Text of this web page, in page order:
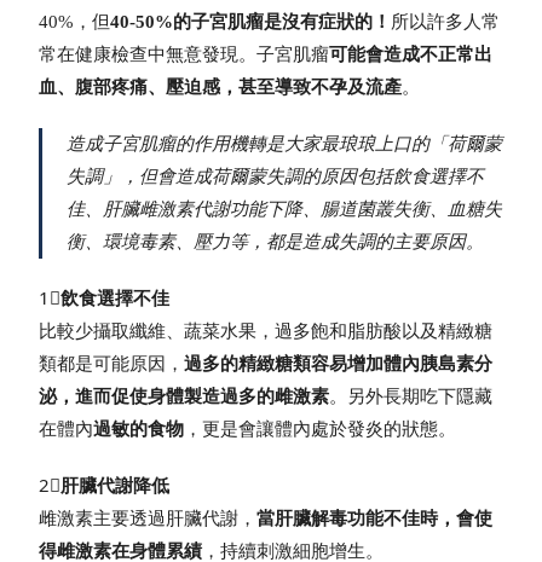
40%，但40-50%的子宮肌瘤是沒有症狀的！ 所以許多人常
常在健康檢查中無意發現。子宮肌瘤可能會造成不正常出
血、腹部疼痛、壓迫感，甚至導致不孕及流產。
造成子宮肌瘤的作用機轉是大家最琅琅上口的「荷爾蒙
失調」，但會造成荷爾蒙失調的原因包括飲食選擇不
佳、肝臟雌激素代謝功能下降、腸道菌叢失衡、血糖失
衡、環境毒素、壓力等，都是造成失調的主要原因。
1⃣飲食選擇不佳
比較少攝取纖維、蔬菜水果，過多飽和脂肪酸以及精緻糖
類都是可能原因，過多的精緻糖類容易增加體內胰島素分
泌，進而促使身體製造過多的雌激素。另外長期吃下隱藏
在體內過敏的食物 ，更是會讓體內處於發炎的狀態。
2⃣肝臟代謝降低
雌激素主要透過肝臟代謝，當肝臟解毒功能不佳時，會使
得雌激素在身體累績，持續刺激細胞增生。